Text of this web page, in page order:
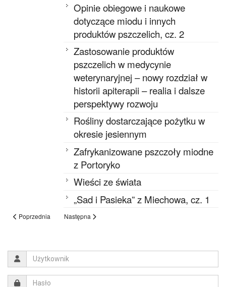
Opinie obiegowe i naukowe
dotyczące miodu i innych
produktów pszczelich, cz. 2
Zastosowanie produktów
pszczelich w medycynie
weterynaryjnej – nowy rozdział w
historii apiterapii – realia i dalsze
perspektywy rozwoju
Rośliny dostarczające pożytku w
okresie jesiennym
Zafrykanizowane pszczoły miodne
z Portoryko
Wieści ze świata
„Sad i Pasieka” z Miechowa, cz. 1
Poprzednia Następna